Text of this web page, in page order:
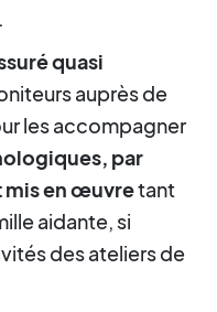
quasi
auprès de
les accompagner
par
mis en œuvretant
aidante, si
des ateliers de